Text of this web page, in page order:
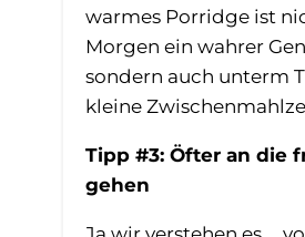
warmes Porridge ist
Morgen ein wahrer
sondern auch unterm
kleine
Tipp #3: Öfter an die
gehen